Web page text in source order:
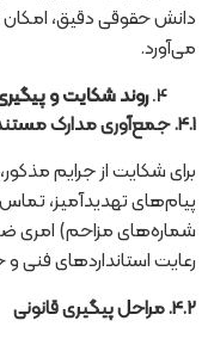
دانش حقوقی دقیق،
می‌آورد.
روند شکایت و
4.1. جمع‌آوری مدارک
برای شکایت از جرایم
پیام‌های تهدیدآمیز،
شماره‌های مزاحم)
رعایت استانداردهای فنی
4.2. مراحل پیگیری قانونی